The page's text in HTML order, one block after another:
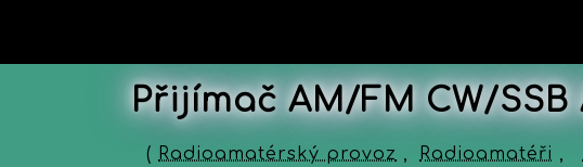
Přijímač AM/FM CW/SSB
( Radioamatérský provoz , Radioamatéři ,